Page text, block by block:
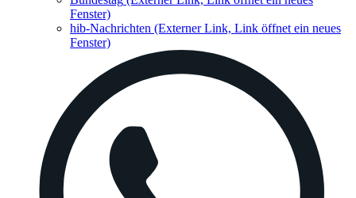
Fenster)
hib-Nachrichten (Externer Link, Link öffnet ein neues
Fenster)